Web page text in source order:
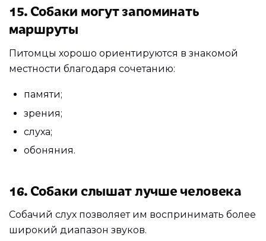
15. Собаки могут запоминать
маршруты
Питомцы хорошо ориентируются в знакомой
местности благодаря сочетанию:
памяти;
зрения;
слуха;
обоняния.
16. Собаки слышат лучше человека
Собачий слух позволяет им воспринимать более
широкий диапазон звуков.